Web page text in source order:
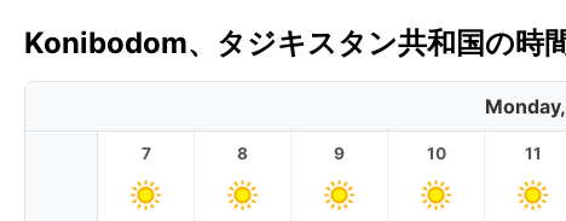
Konibodom、タジキスタン共和国の時
7 8 9 10 11